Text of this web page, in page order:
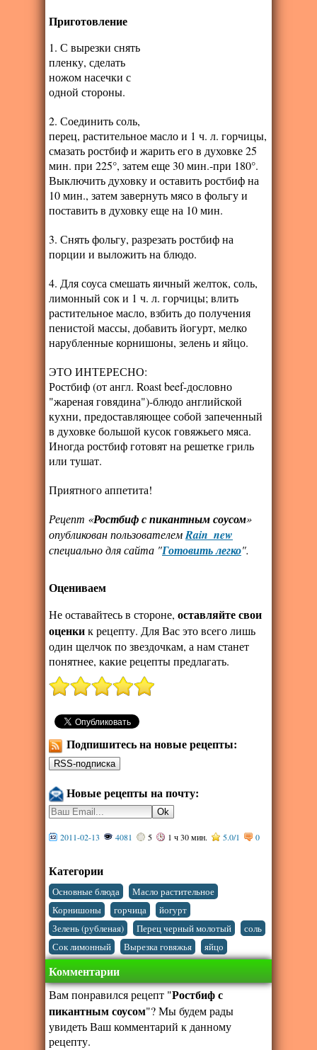
Приготовление
1. С вырезки снять
пленку, сделать
ножом насечки с
одной стороны.
2. Соединить соль,
перец, растительное масло и 1 ч. л. горчицы,
смазать ростбиф и жарить его в духовке 25
мин. при 225°, затем еще 30 мин.-при 180°.
Выключить духовку и оставить ростбиф на
10 мин., затем завернуть мясо в фольгу и
поставить в духовку еще на 10 мин.
3. Снять фольгу, разрезать ростбиф на
порции и выложить на блюдо.
4. Для соуса смешать яичный желток, соль,
лимонный сок и 1 ч. л. горчицы; влить
растительное масло, взбить до получения
пенистой массы, добавить йогурт, мелко
нарубленные корнишоны, зелень и яйцо.
ЭТО ИНТЕРЕСНО:
Ростбиф (от англ. Roast beef-дословно
"жареная говядина")-блюдо английской
кухни, предоставляющее собой запеченный
в духовке большой кусок говяжьего мяса.
Иногда ростбиф готовят на решетке гриль
или тушат.
Приятного аппетита!
Рецепт «Ростбиф с пикантным соусом»
опубликован пользователемRain_new
специально для сайта "Готовить легко".
Оцениваем
Не оставайтесь в стороне, оставляйте свои
оценкик рецепту. Для Вас это всего лишь
один щелчок по звездочкам, а нам станет
понятнее, какие рецепты предлагать.
Подпишитесь на новые рецепты:
Новые рецепты на почту:
2011-02-13 4081 5 1 ч 30 мин. 5.0/1 0
Категории
Основные блюда Масло растительное
Корнишоны горчица йогурт
Зелень (рубленая) Перец черный молотый соль
Сок лимонный Вырезка говяжья яйцо
Комментарии
Вам понравился рецепт "Ростбиф с
пикантным соусом"? Мы будем рады
увидеть Ваш комментарий к данному
рецепту.